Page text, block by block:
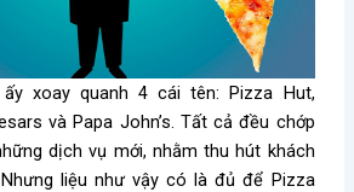
xoay quanh 4 cái tên: Pizza Hut,
và Papa John’s. Tất cả đều chớp
dịch vụ mới, nhằm thu hút khách
liệu như vậy có là đủ để Pizza